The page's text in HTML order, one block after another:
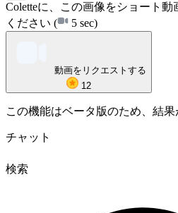
Coletteに、この画像をショート
ください ( 5 sec)
動画をリクエストする
12
この機能はベータ版のため、結果
チャット
検索